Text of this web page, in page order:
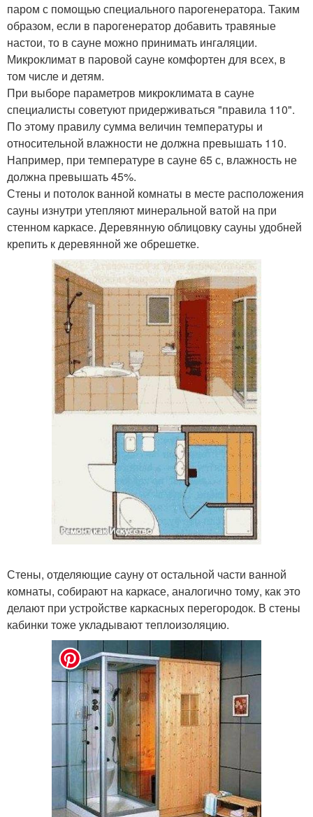
паром с помощью специального парогенератора. Таким
образом, если в парогенератор добавить травяные
настои, то в сауне можно принимать ингаляции.
Микроклимат в паровой сауне комфортен для всех, в
том числе и детям.
При выборе параметров микроклимата в сауне
специалисты советуют придерживаться "правила 110".
По этому правилу сумма величин температуры и
относительной влажности не должна превышать 110.
Например, при температуре в сауне 65 с, влажность не
должна превышать 45%.
Стены и потолок ванной комнаты в месте расположения
сауны изнутри утепляют минеральной ватой на при
стенном каркасе. Деревянную облицовку сауны удобней
крепить к деревянной же обрешетке.
Стены, отделяющие сауну от остальной части ванной
комнаты, собирают на каркасе, аналогично тому, как это
делают при устройстве каркасных перегородок. В стены
кабинки тоже укладывают теплоизоляцию.